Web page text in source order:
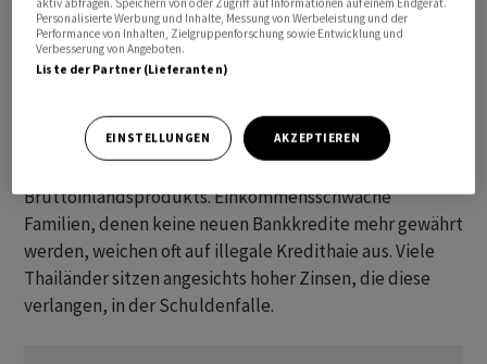
dazu, wie viele Schulden übernommen oder wie vielen
Menschen geholfen werden soll, wurden nicht gemacht.
privaten Haushalte auf. Diese stehen mit 16,2 Billionen
Baht (umgerechnet etwa 420 Milliarden Euro) in der
Bruttoinlandsprodukts. Einkommensschwache
Familien, denen keine neuen Bankkredite mehr gewährt
werden, weichen oft auf illegale Kredithaie aus. Viele
Thailänder sitzen angesichts hoher Zinsen, die diese
verlangen, in der Schuldenfalle.
Personalisierte Werbung und Inhalte, Messung von Werbeleistung und der
Performance von Inhalten, Zielgruppenforschung sowie Entwicklung und
Verbesserung von Angeboten.
Liste der Partner (Lieferanten)
EINSTELLUNGEN AKZEPTIEREN